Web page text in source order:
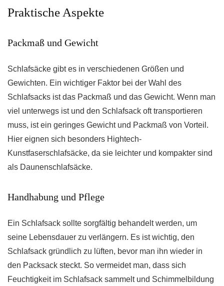
Praktische Aspekte
Packmaß und Gewicht
Schlafsäcke gibt es in verschiedenen Größen und
Gewichten. Ein wichtiger Faktor bei der Wahl des
Schlafsacks ist das Packmaß und das Gewicht. Wenn man
viel unterwegs ist und den Schlafsack oft transportieren
muss, ist ein geringes Gewicht und Packmaß von Vorteil.
Hier eignen sich besonders Hightech-
Kunstfaserschlafsäcke, da sie leichter und kompakter sind
als Daunenschlafsäcke.
Handhabung und Pflege
Ein Schlafsack sollte sorgfältig behandelt werden, um
seine Lebensdauer zu verlängern. Es ist wichtig, den
Schlafsack gründlich zu lüften, bevor man ihn wieder in
den Packsack steckt. So vermeidet man, dass sich
Feuchtigkeit im Schlafsack sammelt und Schimmelbildung